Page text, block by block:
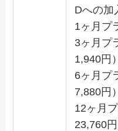
Dへの加
1ヶ月プ
3ヶ月プ
1,940円）
6ヶ月プ
7,880円）
12ヶ月
23,760円